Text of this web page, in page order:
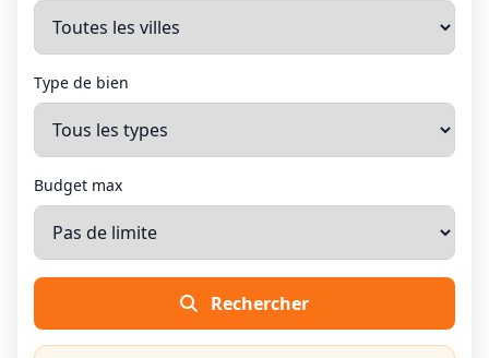
Type de bien
Budget max
Rechercher